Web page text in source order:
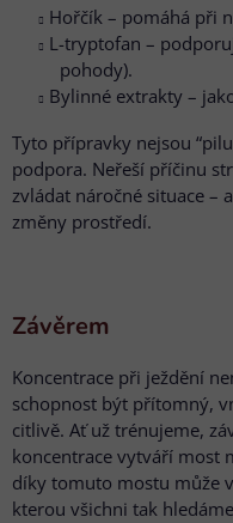
Hořčík – pomáhá při
L-tryptofan –
pohody).
Bylinné extrakty –
Tyto přípravky nejsou
podpora. Neřeší příčinu
zvládat náročné situace –
změny prostředí.
Závěrem
Koncentrace při ježdění
schopnost být přítomný,
citlivě. Ať už trénujeme,
koncentrace vytváří most
díky tomuto mostu může
kterou všichni tak